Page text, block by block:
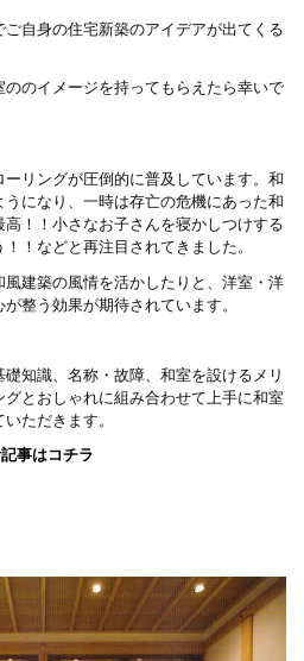
自身の住宅新築のアイデアが出てくる
のイメージを持ってもらえたら幸いで
リングが圧倒的に普及しています。和
になり、一時は存亡の危機にあった和
！！小さなお子さんを寝かしつけする
！などと再注目されてきました。
建築の風情を活かしたりと、洋室・洋
整う効果が期待されています。
知識、名称・故障、和室を設けるメリ
とおしゃれに組み合わせて上手に和室
ただきます。
事はコチラ